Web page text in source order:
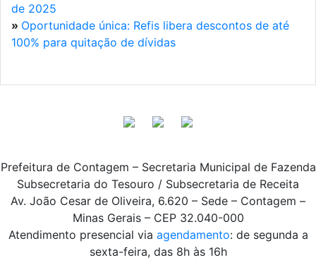
de 2025
» Oportunidade única: Refis libera descontos de até
100% para quitação de dívidas
Prefeitura de Contagem – Secretaria Municipal de Fazenda
Subsecretaria do Tesouro / Subsecretaria de Receita
Av. João Cesar de Oliveira, 6.620 – Sede – Contagem –
Minas Gerais – CEP 32.040-000
Atendimento presencial via agendamento: de segunda a
sexta-feira, das 8h às 16h